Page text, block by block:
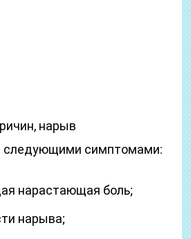
нарыв
следующими симптомами:
нарастающая боль;
нарыва;